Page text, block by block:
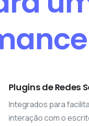
Plugins de Redes
Integrados para
interação com o